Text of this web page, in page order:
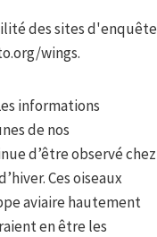
des sites d'enquête
wings.
informations
de nos
d’être observé chez
Ces oiseaux
aviaire hautement
en être les